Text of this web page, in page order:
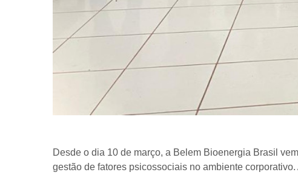
Desde o dia 10 de março, a Belem Bioenergia Brasil
gestão de fatores psicossociais no ambiente